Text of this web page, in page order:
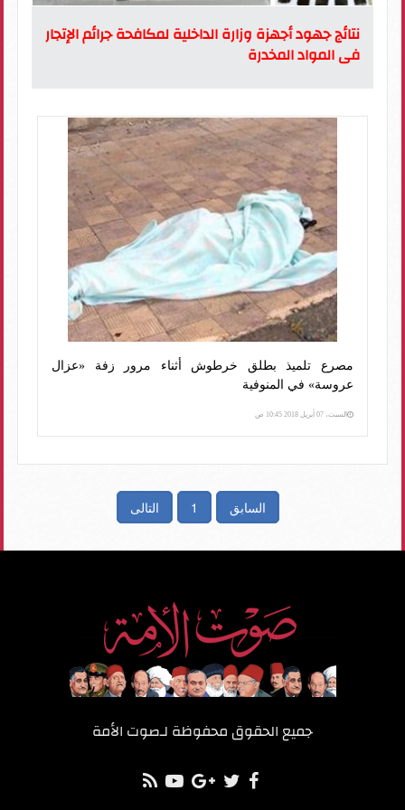
نتائج جهود أجهزة وزارة الداخلية لمكافحة جرائم الإتجار
فى المواد المخدرة
مصرع تلميذ بطلق خرطوش أثناء مرور زفة «عزال
عروسة» في المنوفية
السبت، 07 أبريل 2018 10:45 ص
السابق 1 التالى
جميع الحقوق محفوظة لـصوت الأمة